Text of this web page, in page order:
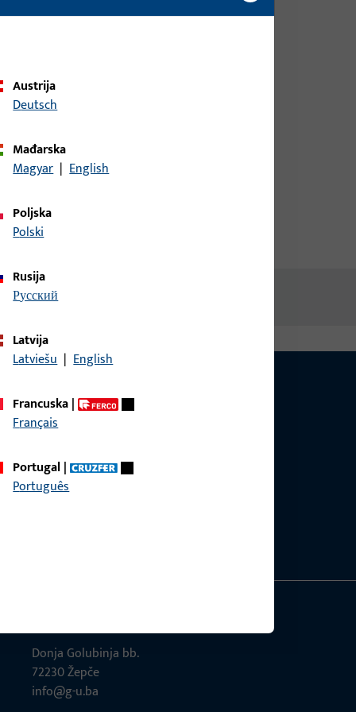
biste dobili informacije o cijeni ili
Austrija
Deutsch
Mađarska
Magyar | English
Poljska
Polski
Rusija
русский
Latvija
Latviešu | English
Francuska|
Français
Portugal|
Português
GU-Građevinski okovi d.o.o.
Donja Golubinja bb.
72230 Žepče
info@g-u.ba